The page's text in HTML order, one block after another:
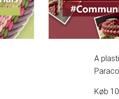
A
Køb